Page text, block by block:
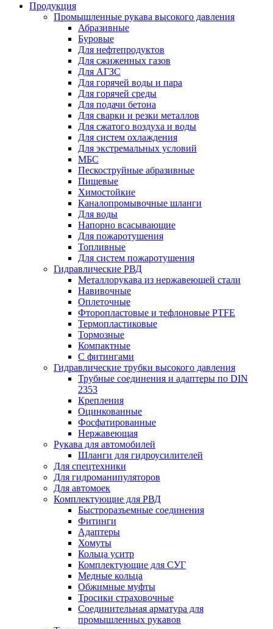
Продукция
Промышленные рукава высокого давления
Абразивные
Буровые
Для нефтепродуктов
Для сжиженных газов
Для АГЗС
Для горячей воды и пара
Для горячей среды
Для подачи бетона
Для сварки и резки металлов
Для сжатого воздуха и воды
Для систем охлаждения
Для экстремальных условий
МБС
Пескоструйные абразивные
Пищевые
Химостойкие
Каналопромывочные шланги
Для воды
Напорно всасывающие
Для пожаротушения
Топливные
Для систем пожаротушения
Гидравлические РВД
Металлорукава из нержавеющей стали
Навивочные
Оплеточные
Фторопластовые и тефлоновые PTFE
Термопластиковые
Тормозные
Компактные
С фитингами
Гидравлические трубки высокого давления
Трубные соединения и адаптеры по DIN
2353
Крепления
Оцинкованные
Фосфатированные
Нержавеющая
Рукава для автомобилей
Шланги для гидроусилителей
Для спецтехники
Для гидроманипуляторов
Для автомоек
Комплектующие для РВД
Быстроразъемные соединения
Фитинги
Адаптеры
Хомуты
Кольца уситр
Комплектующие для СУГ
Медные кольца
Обжимные муфты
Тросики страховочные
Соединительная арматура для
промышленных рукавов